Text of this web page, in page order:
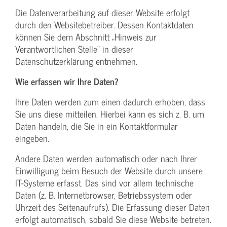
Die Datenverarbeitung auf dieser Website erfolgt
durch den Websitebetreiber. Dessen Kontaktdaten
können Sie dem Abschnitt „Hinweis zur
Verantwortlichen Stelle“ in dieser
Datenschutzerklärung entnehmen.
Wie erfassen wir Ihre Daten?
Ihre Daten werden zum einen dadurch erhoben, dass
Sie uns diese mitteilen. Hierbei kann es sich z. B. um
Daten handeln, die Sie in ein Kontaktformular
eingeben.
Andere Daten werden automatisch oder nach Ihrer
Einwilligung beim Besuch der Website durch unsere
IT-Systeme erfasst. Das sind vor allem technische
Daten (z. B. Internetbrowser, Betriebssystem oder
Uhrzeit des Seitenaufrufs). Die Erfassung dieser Daten
erfolgt automatisch, sobald Sie diese Website betreten.